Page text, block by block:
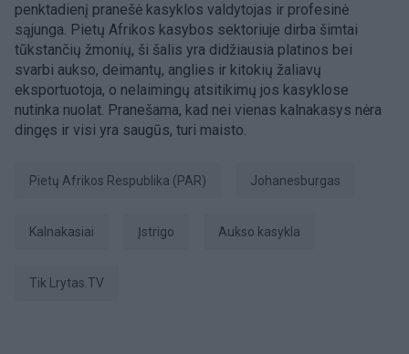
penktadienį pranešė kasyklos valdytojas ir profesinė
sąjunga. Pietų Afrikos kasybos sektoriuje dirba šimtai
tūkstančių žmonių, ši šalis yra didžiausia platinos bei
svarbi aukso, deimantų, anglies ir kitokių žaliavų
eksportuotoja, o nelaimingų atsitikimų jos kasyklose
nutinka nuolat. Pranešama, kad nei vienas kalnakasys nėra
dingęs ir visi yra saugūs, turi maisto.
Pietų Afrikos Respublika (PAR) Johanesburgas
kalnakasiai įstrigo aukso kasykla
tik Lrytas.TV